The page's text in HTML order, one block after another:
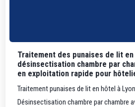
Traitement des punaises de lit en
désinsectisation chambre par
en exploitation rapide pour
Traitement punaises de lit en hôtel à
Désinsectisation chambre par chambre